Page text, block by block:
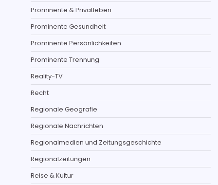
Prominente & Privatleben
Prominente Gesundheit
Prominente Persönlichkeiten
Prominente Trennung
Reality-TV
Recht
Regionale Geografie
Regionale Nachrichten
Regionalmedien und Zeitungsgeschichte
Regionalzeitungen
Reise & Kultur